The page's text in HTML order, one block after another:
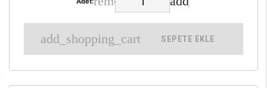
SEPETE EKLE